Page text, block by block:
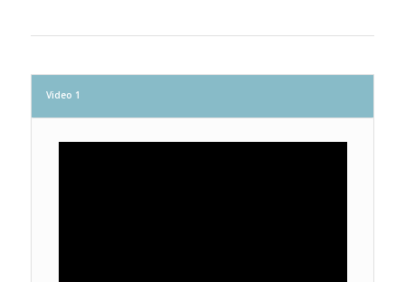
Video 1